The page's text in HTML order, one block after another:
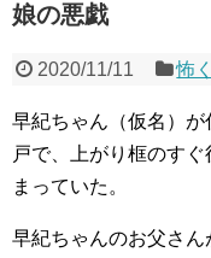
娘の悪戯
2020/11/11 怖
早紀ちゃん（仮名）
戸で、上がり框のす
まっていた。
早紀ちゃんのお父さ